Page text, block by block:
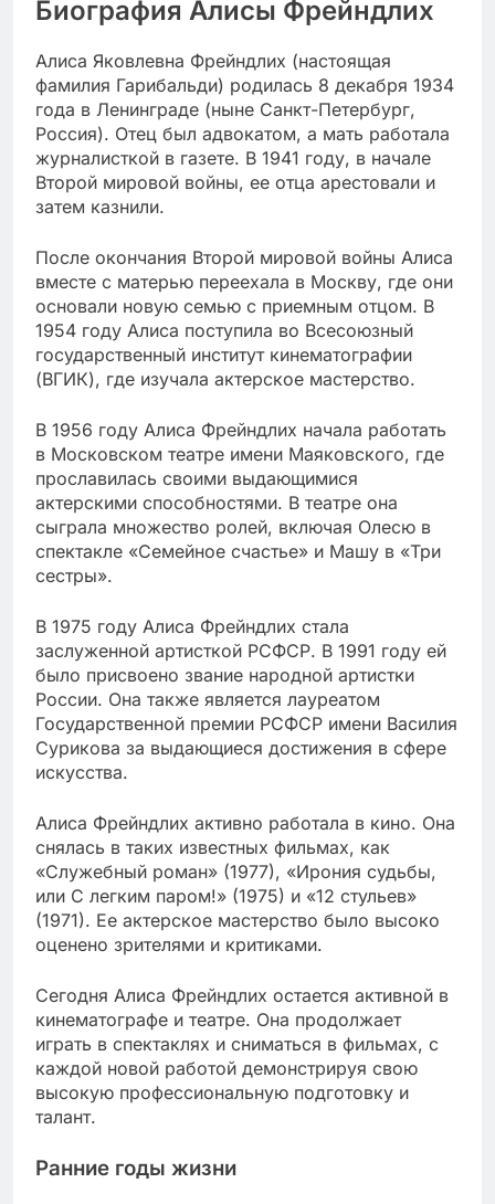
Биография Алисы Фрейндлих
Алиса Яковлевна Фрейндлих (настоящая
фамилия Гарибальди) родилась 8 декабря 1934
года в Ленинграде (ныне Санкт-Петербург,
Россия). Отец был адвокатом, а мать работала
журналисткой в газете. В 1941 году, в начале
Второй мировой войны, ее отца арестовали и
затем казнили.
После окончания Второй мировой войны Алиса
вместе с матерью переехала в Москву, где они
основали новую семью с приемным отцом. В
1954 году Алиса поступила во Всесоюзный
государственный институт кинематографии
(ВГИК), где изучала актерское мастерство.
В 1956 году Алиса Фрейндлих начала работать
в Московском театре имени Маяковского, где
прославилась своими выдающимися
актерскими способностями. В театре она
сыграла множество ролей, включая Олесю в
спектакле «Семейное счастье» и Машу в «Три
сестры».
В 1975 году Алиса Фрейндлих стала
заслуженной артисткой РСФСР. В 1991 году ей
было присвоено звание народной артистки
России. Она также является лауреатом
Государственной премии РСФСР имени Василия
Сурикова за выдающиеся достижения в сфере
искусства.
Алиса Фрейндлих активно работала в кино. Она
снялась в таких известных фильмах, как
«Служебный роман» (1977), «Ирония судьбы,
или С легким паром!» (1975) и «12 стульев»
(1971). Ее актерское мастерство было высоко
оценено зрителями и критиками.
Сегодня Алиса Фрейндлих остается активной в
кинематографе и театре. Она продолжает
играть в спектаклях и сниматься в фильмах, с
каждой новой работой демонстрируя свою
высокую профессиональную подготовку и
талант.
Ранние годы жизни